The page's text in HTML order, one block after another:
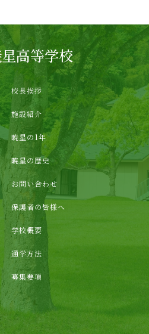
高等学校
校長挨拶
施設紹介
暁星の1年
暁星の歴史
お問い合わせ
保護者の皆様へ
学校概要
通学方法
募集要項